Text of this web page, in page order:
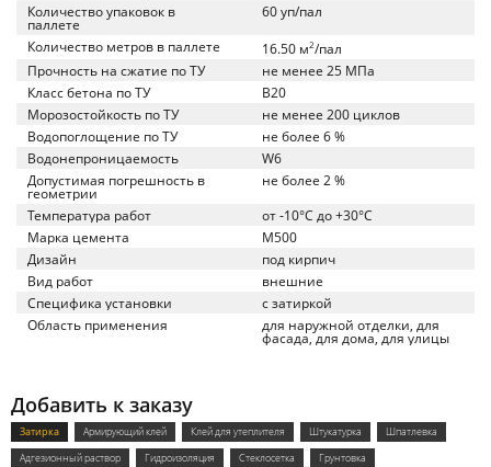
Количество упаковок в
паллете
60 уп/пал
Количество метров в паллете 16.50 м2/пал
Прочность на сжатие по ТУ
не менее 25 МПа
Класс бетона по ТУ
B20
Морозостойкость по ТУ
не менее 200 циклов
Водопоглощение по ТУ
не более 6 %
Водонепроницаемость
W6
Допустимая погрешность в
геометрии
не более 2 %
Температура работ
от -10°C до +30°C
Марка цемента
M500
Дизайн
под кирпич
Вид работ
внешние
Специфика установки
с затиркой
Область применения
для наружной отделки, для
фасада, для дома, для улицы
Добавить к заказу
Затирка Армирующий клей Клей для утеплителя Штукатурка
Шпатлевка
Адгезионный раствор
Гидроизоляция Стеклосетка
Грунтовка